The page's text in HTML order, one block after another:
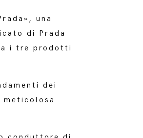
una
di Prada
i tre prodotti
dei